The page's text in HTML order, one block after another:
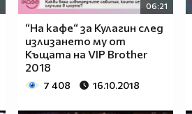
06:21
“На кафе“ за Кулагин след
излизането му от
Къщата на VIP Brother
2018
7 408 16.10.2018